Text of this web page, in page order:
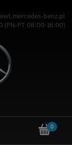
benz.pl
(PN-PT 08:00-16:00)